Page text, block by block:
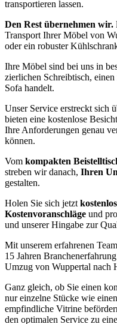
transportieren lassen.
Den Rest übernehmen wir.
Transport Ihrer Möbel von
oder ein robuster
Ihre Möbel sind bei uns in
zierlichen Schreibtisch,
Sofa handelt.
Unser Service erstreckt sich
bieten eine kostenlose
Ihre Anforderungen genau
können.
Vom kompakten
streben wir danach, Ihren
gestalten.
Holen Sie sich jetzt
Kostenvoranschläge und
und unserer Hingabe zur
Mit unserem erfahrenen
15 Jahren
Umzug von Wuppertal nach
Ganz gleich, ob Sie einen
nur einzelne Stücke wie
empfindliche Vitrine
den optimalen Service zu